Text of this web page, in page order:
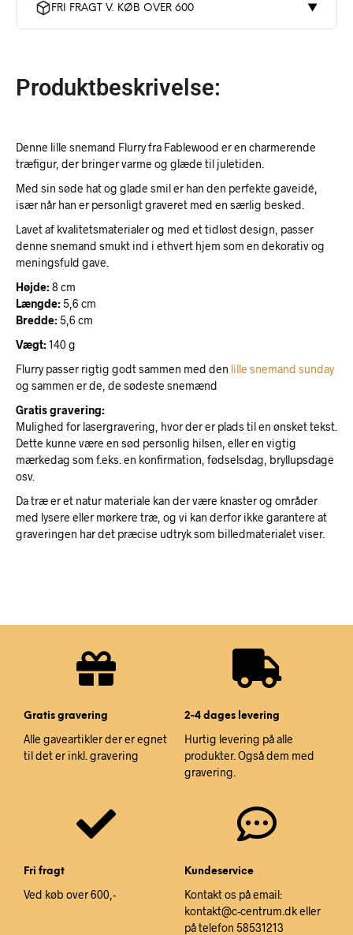
FRI FRAGT V. KØB OVER 600 ▼
Produktbeskrivelse:
Denne lille snemand Flurry fra Fablewood er en charmerende
træfigur, der bringer varme og glæde til juletiden.
Med sin søde hat og glade smil er han den perfekte gaveidé,
især når han er personligt graveret med en særlig besked.
Lavet af kvalitetsmaterialer og med et tidløst design, passer
denne snemand smukt ind i ethvert hjem som en dekorativ og
meningsfuld gave.
Højde:8 cm
Længde:5,6 cm
Bredde:5,6 cm
Vægt:140 g
Flurry passer rigtig godt sammen med den lille snemand sunday
og sammen er de, de sødeste snemænd
Gratis gravering:
Mulighed for lasergravering, hvor der er plads til en ønsket tekst.
Dette kunne være en sød personlig hilsen, eller en vigtig
mærkedag som f.eks. en konfirmation, fødselsdag, bryllupsdage
osv.
Da træ er et natur materiale kan der være knaster og områder
med lysere eller mørkere træ, og vi kan derfor ikke garantere at
graveringen har det præcise udtryk som billedmaterialet viser.
Gratis gravering
Alle gaveartikler der er egnet
til det er inkl. gravering
2-4 dages levering
Hurtig levering på alle
produkter. Også dem med
gravering.
Fri fragt
Ved køb over 600,-
Kundeservice
Kontakt os på email:
kontakt@c-centrum.dk eller
på telefon 58531213